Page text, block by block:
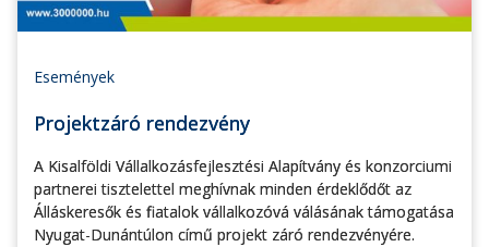
Események
Projektzáró rendezvény
A Kisalföldi Vállalkozásfejlesztési Alapítvány és konzorciumi
partnerei tisztelettel meghívnak minden érdeklődőt az
Álláskeresők és fiatalok vállalkozóvá válásának támogatása
Nyugat-Dunántúlon című projekt záró rendezvényére.